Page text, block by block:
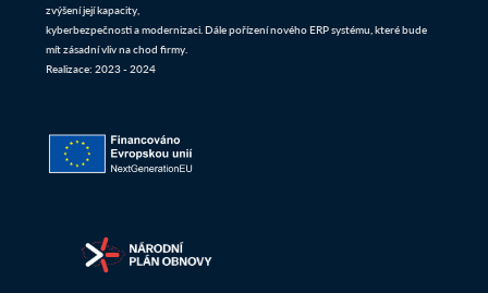
zvýšení její kapacity,
kyberbezpečnosti a modernizaci. Dále pořízení nového ERP systému, které bude
mít zásadní vliv na chod firmy.
Realizace: 2023 - 2024